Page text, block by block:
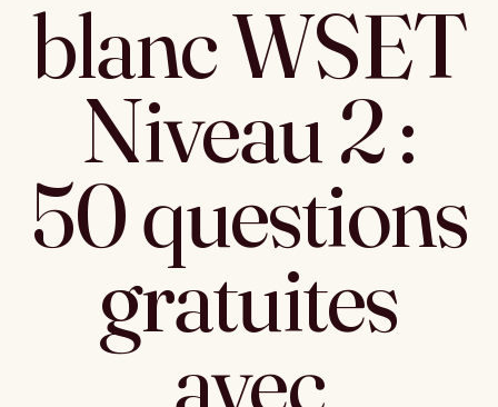
blanc WSET
Niveau 2 :
50 questions
gratuites
avec